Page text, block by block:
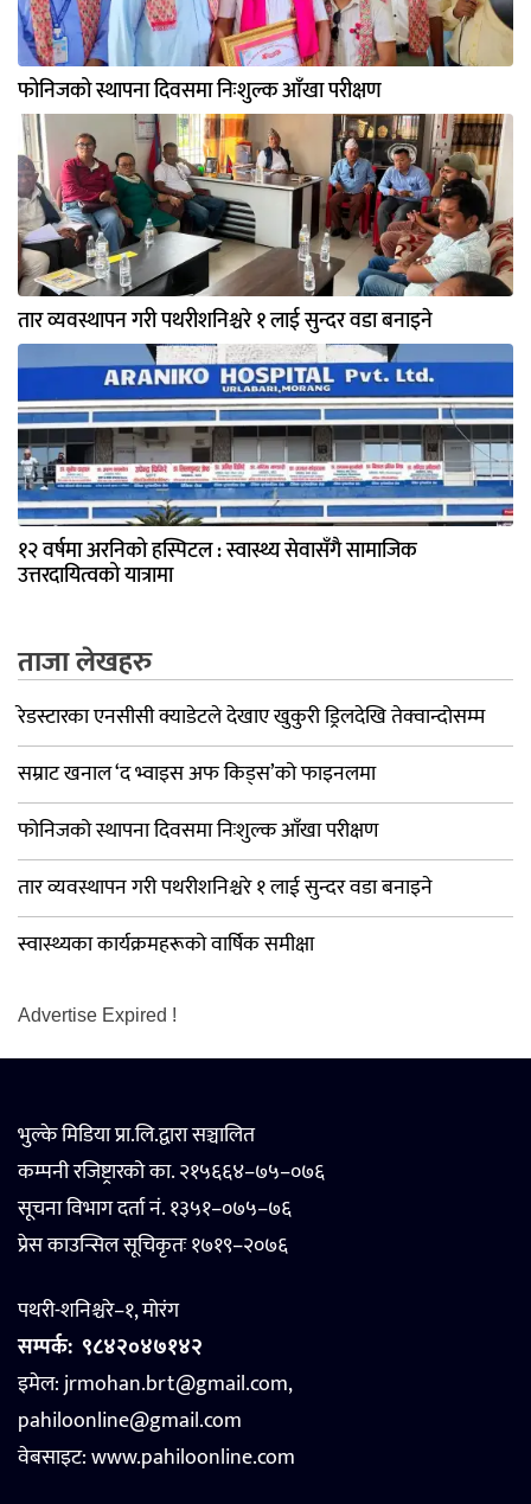
फोनिजको स्थापना दिवसमा निःशुल्क आँखा परीक्षण
तार व्यवस्थापन गरी पथरीशनिश्चरे १ लाई सुन्दर वडा बनाइने
१२ वर्षमा अरनिको हस्पिटल : स्वास्थ्य सेवासँगै सामाजिक
उत्तरदायित्वको यात्रामा
ताजा लेखहरु
रेडस्टारका एनसीसी क्याडेटले देखाए खुकुरी ड्रिलदेखि तेक्वान्दोसम्म
सम्राट खनाल ‘द भ्वाइस अफ किड्स’को फाइनलमा
फोनिजको स्थापना दिवसमा निःशुल्क आँखा परीक्षण
तार व्यवस्थापन गरी पथरीशनिश्चरे १ लाई सुन्दर वडा बनाइने
स्वास्थ्यका कार्यक्रमहरूको वार्षिक समीक्षा
Advertise Expired !
भुल्के मिडिया प्रा.लि.द्वारा सञ्चालित
कम्पनी रजिष्ट्रारको का. २१५६६४–७५–०७६
सूचना विभाग दर्ता नं. १३५१–०७५–७६
प्रेस काउन्सिल सूचिकृतः १७१९–२०७६
पथरी-शनिश्चरे–१, मोरंग
सम्पर्क: ९८४२०४७१४२
इमेल: jrmohan.brt@gmail.com,
pahiloonline@gmail.com
वेबसाइट:www.pahiloonline.com